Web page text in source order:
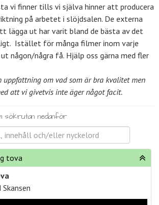
vi finner tills vi själva hinner att producera
på arbetet i slöjdsalen. De externa
lägga ut har varit bland de bästa av det
Istället för många filmer inom varje
någon/några få. Hjälp oss gärna med fler
uppfattning om vad som är bra kvalitet men
att vi givetvis inte äger något facit.
sökrutan nedanför
tova